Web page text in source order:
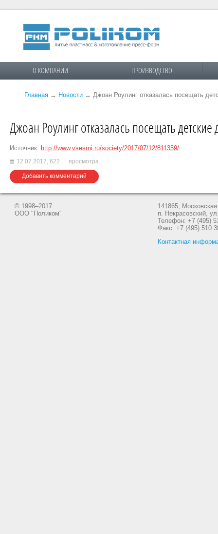
О КОМПАНИИ ПРОИЗВОДСТВО
Главная → Новости → Джоан Роулинг отказалась посещать
Джоан Роулинг отказалась посещать
Источник: http://www.vsesmi.ru/society/2017/07/12/811359/
12.07.2017, 622 просмотра.
Добавить комментарий
© 1998–2017
ООО "Поликом"
141865,
п. Некрасовский,
Телефон: +7 (495)
Факс: +7 (495) 510
Контактная